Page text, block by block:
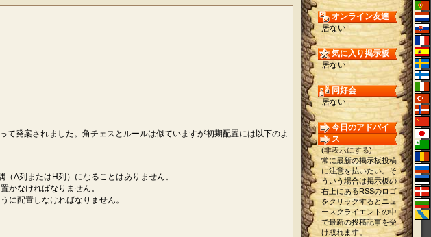
発案されました。角チェスとルールは似ていますが初期配置には以下のよ
A列またはH列）になることはありません。
かなければなりません。
に配置しなければなりません。
オンライン友達
居ない
気に入り掲示板
居ない
同好会
居ない
今日のアドバイ
ス
(非表示にする)
常に最新の掲示板投稿
に注意を払いたい。そ
ういう場合は掲示板の
右上にあるRSSのロゴ
をクリックするとニュ
ースクライエントの中
で最新の投稿記事を受
け取れます。